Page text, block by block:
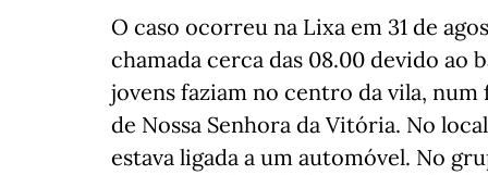
O caso ocorreu na Lixa em 31 de
chamada cerca das 08.00 devido
jovens faziam no centro da vila,
de Nossa Senhora da Vitória. No
estava ligada a um automóvel. No